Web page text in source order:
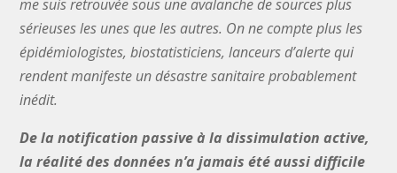
me suis retrouvée sous une avalanche de sources plus
sérieuses les unes que les autres. On ne compte plus les
épidémiologistes, biostatisticiens, lanceurs d’alerte qui
rendent manifeste un désastre sanitaire probablement
inédit.
De la notification passive à la dissimulation active,
la réalité des données n’a jamais été aussi difficile